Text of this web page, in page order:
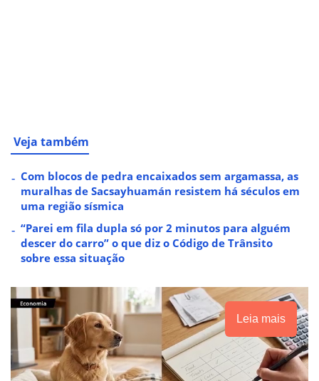
Veja também
Com blocos de pedra encaixados sem argamassa, as
muralhas de Sacsayhuamán resistem há séculos em
uma região sísmica
“Parei em fila dupla só por 2 minutos para alguém
descer do carro” o que diz o Código de Trânsito
sobre essa situação
Leia mais